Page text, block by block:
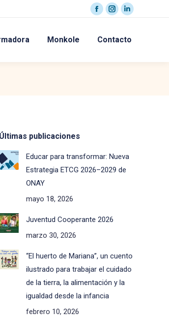
Facebook
opens
Instagram
opens
Linkedin
opens
Monkole Contacto
Últimas publicaciones
Educar para transformar: Nueva
Estrategia ETCG 2026–2029 de
ONAY
mayo 18, 2026
Juventud Cooperante 2026
marzo 30, 2026
“El huerto de Mariana”, un cuento
ilustrado para trabajar el cuidado
de la tierra, la alimentación y la
igualdad desde la infancia
febrero 10, 2026